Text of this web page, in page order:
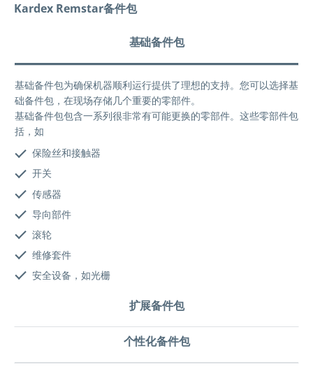
Kardex Remstar备件包
基础备件包
基础备件包为确保机器顺利运行提供了理想的支持。您可以选择基
础备件包，在现场存储几个重要的零部件。
基础备件包包含一系列很非常有可能更换的零部件。这些零部件包
括，如
保险丝和接触器
开关
传感器
导向部件
滚轮
维修套件
安全设备，如光栅
扩展备件包
个性化备件包